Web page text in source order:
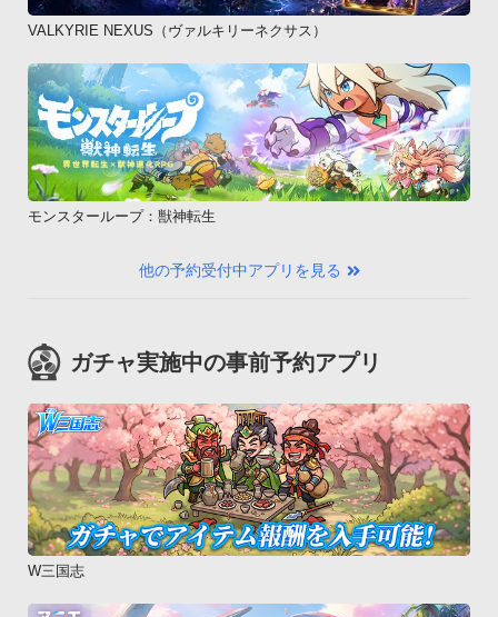
VALKYRIE NEXUS（ヴァルキリーネクサス）
モンスターループ：獣神転生
他の予約受付中アプリを見る
ガチャ実施中の事前予約アプリ
W三国志